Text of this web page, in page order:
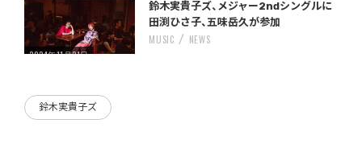
鈴木実貴子ズ、メジャー2ndシングルに
田渕ひさ子、五味岳久が参加
2024年11月21日
MUSIC NEWS
鈴木実貴子ズ